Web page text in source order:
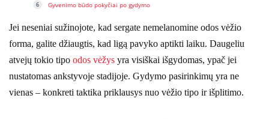
Gyvenimo būdo pokyčiai po gydymo
Jei neseniai sužinojote, kad sergate nemelanomine odos vėžio
forma, galite džiaugtis, kad ligą pavyko aptikti laiku. Daugeliu
atvejų tokio tipo odos vėžys yra visiškai išgydomas, ypač jei
nustatomas ankstyvoje stadijoje. Gydymo pasirinkimų yra ne
vienas – konkreti taktika priklausys nuo vėžio tipo ir išplitimo.